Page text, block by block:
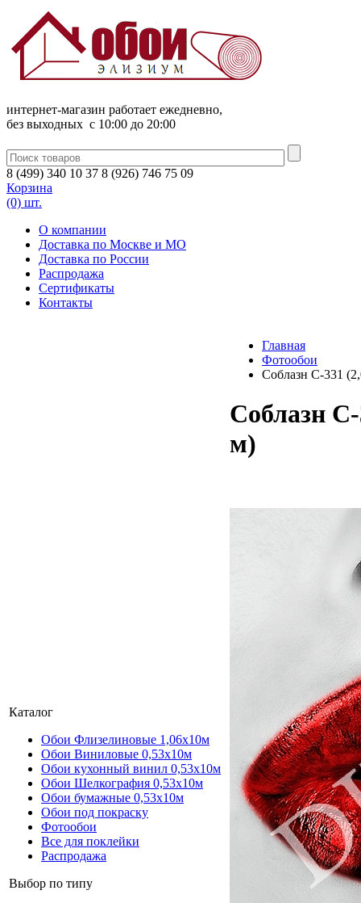
интернет-магазин работает ежедневно,
без выходных c 10:00 до 20:00
8 (499) 340 10 37 8 (926) 746 75 09
Корзина
(0) шт.
О компании
Доставка по Москве и МО
Доставка по России
Распродажа
Сертификаты
Контакты
Каталог
Обои Флизелиновые 1,06х10м
Обои Виниловые 0,53х10м
Обои кухонный винил 0,53х10м
Обои Шелкография 0,53x10м
Обои бумажные 0,53х10м
Обои под покраску
Фотообои
Все для поклейки
Распродажа
Выбор по типу
Главная
Фотообои
Соблазн C-331
Соблазн
м)